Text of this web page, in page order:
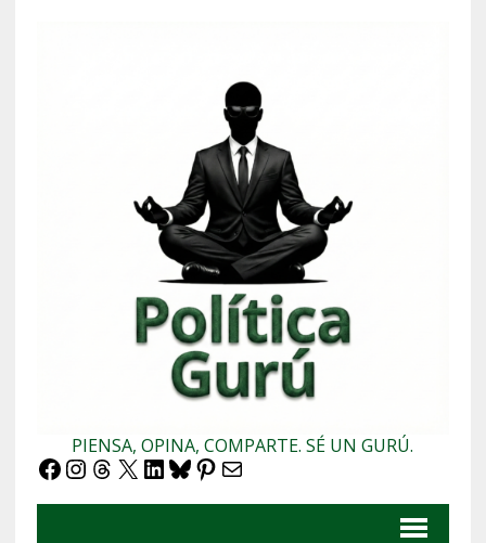
PIENSA, OPINA, COMPARTE. SÉ UN GURÚ.
Facebook
Instagram
Threads
X LinkedIn
Bluesky
Pinterest
Correo electrónico